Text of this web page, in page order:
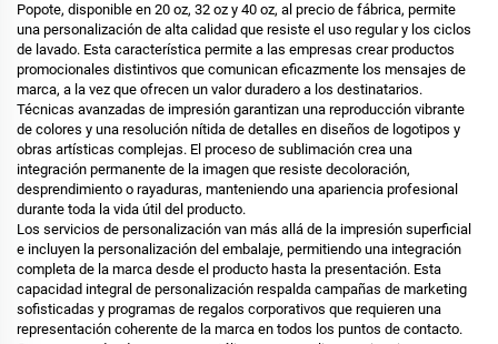
Popote, disponible en 20 oz, 32 oz y 40 oz, al precio de fábrica, permite
una personalización de alta calidad que resiste el uso regular y los ciclos
de lavado. Esta característica permite a las empresas crear productos
promocionales distintivos que comunican eficazmente los mensajes de
marca, a la vez que ofrecen un valor duradero a los destinatarios.
Técnicas avanzadas de impresión garantizan una reproducción vibrante
de colores y una resolución nítida de detalles en diseños de logotipos y
obras artísticas complejas. El proceso de sublimación crea una
integración permanente de la imagen que resiste decoloración,
desprendimiento o rayaduras, manteniendo una apariencia profesional
durante toda la vida útil del producto.
Los servicios de personalización van más allá de la impresión superficial
e incluyen la personalización del embalaje, permitiendo una integración
completa de la marca desde el producto hasta la presentación. Esta
capacidad integral de personalización respalda campañas de marketing
sofisticadas y programas de regalos corporativos que requieren una
representación coherente de la marca en todos los puntos de contacto.